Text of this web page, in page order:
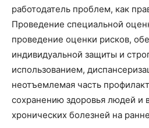
работодатель проблем, как
Проведение специальной
проведение оценки рисков,
индивидуальной защиты и
использованием,
неотъемлемая часть
сохранению здоровья людей и
хронических болезней на